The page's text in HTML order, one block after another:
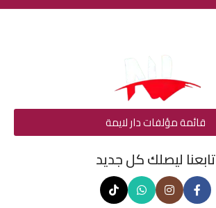
قائمة مؤلفات دار لايمة
تابعنا ليصلك كل جديد